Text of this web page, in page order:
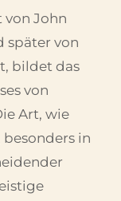
John
später von
bildet das
von
Art, wie
in